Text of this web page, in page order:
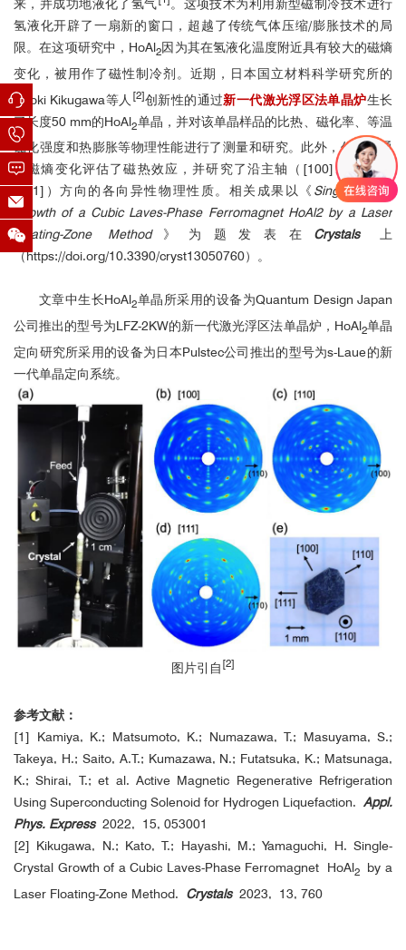
来，并成功地液化了氢气
。这项技术为利用新型磁制冷技术进行
氢液化开辟了一扇新的窗口，超越了传统气体压缩/膨胀技术的局
限。在这项研究中，HoAl2因为其在氢液化温度附近具有较大的磁熵
变化，被用作了磁性制冷剂。近期，日本国立材料科学研究所的
Naoki Kikugawa等人 [2]创新性的通过新一代激光浮区法单晶炉生长
了长度50 mm的HoAl2单晶，并对该单晶样品的比热、磁化率、等温
磁化强度和热膨胀等物理性能进行了测量和研究。此外，作者还通
过磁熵变化评估了磁热效应，并研究了沿主轴（[100]、[110]和
[111]）方向的各向异性物理性质。相关成果以《 Single-Crystal
Growth of a Cubic Laves-Phase Ferromagnet HoAl2 by a Laser
Floating-Zone Method》为题发表在 Crystals上
（https://doi.org/10.3390/cryst13050760）。
文章中生长HoAl2单晶所采用的设备为Quantum Design Japan
公司推出的型号为LFZ-2KW的新一代激光浮区法单晶炉， HoAl2单晶
定向研究所采用的设备为日本Pulstec公司推出的型号为s-Laue的新
一代单晶定向系统。
图片引自 [2]
参考文献：
[1] Kamiya, K.; Matsumoto, K.; Numazawa, T.; Masuyama, S.;
Takeya, H.; Saito, A.T.; Kumazawa, N.; Futatsuka, K.; Matsunaga,
K.; Shirai, T.; et al. Active Magnetic Regenerative Refrigeration
Using Superconducting Solenoid for Hydrogen Liquefaction. Appl.
Phys. Express2022, 15, 053001
[2] Kikugawa, N.; Kato, T.; Hayashi, M.; Yamaguchi, H. Single-
Crystal Growth of a Cubic Laves-Phase Ferromagnet HoAl2by a
Laser Floating-Zone Method. Crystals2023, 13, 760
金刚石单晶Laue
蓝宝石单晶Laue